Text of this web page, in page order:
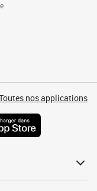
nos applications